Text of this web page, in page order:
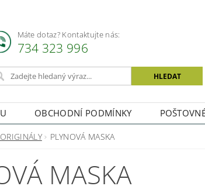
Máte dotaz? Kontaktujte nás:
734 323 996
OBCHODNÍ PODMÍNKY
PLYNOVÁ MASKA
MASKA